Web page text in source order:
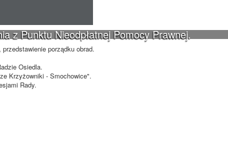
z Punktu Nieodpłatnej Pomocy Prawnej.
porządku obrad.
Osiedla.
Krzyżowniki - Smochowice".
Rady.